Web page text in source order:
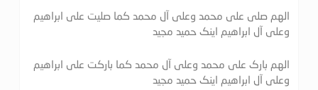
الهم صلی علی محمد وعلی آل محمد کما صلیت علی ابراهیم
وعلی آل ابراهیم اینک حمید مجید
الهم بارک علی محمد وعلی آل محمد کما بارکت علی ابراهیم
وعلی آل ابراهیم اینک حمید مجید